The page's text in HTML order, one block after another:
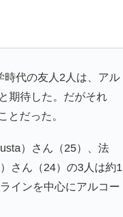
時代の友人2人は、アル
期待した。だがそれ
とだった。
）さん（25）、法
さん（24）の3人は約1
インを中心にアルコー